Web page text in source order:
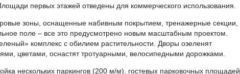
первых этажей отведены для коммерческого использования.
зоны, оснащенные набивным покрытием, тренажерные секции,
поле – все это предусмотрено новым масштабным проектом.
комплекс с обилием растительности. Дворы озеленят
цветами, оснастят тротуарными, велосипедными дорожками.
нескольких паркингов (200 м/м), гостевых парковочных площадей.